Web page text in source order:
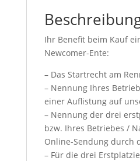
Ihr Benefit beim Kauf
Newcomer-Ente:
– Das Startrecht am
– Nennung Ihres
einer Auflistung auf
– Nennung der drei
bzw. Ihres Betriebes /
Online-Sendung durch
– Für die drei